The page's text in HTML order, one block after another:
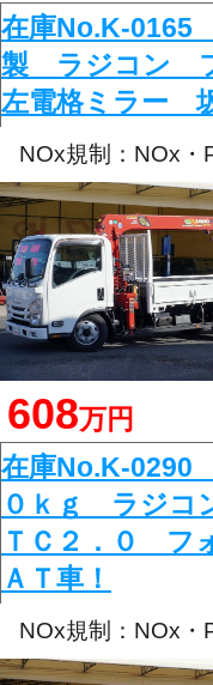
在庫No.K-
製 ラジコン
左電格ミラー
NOx規制：NOx・
608万円
在庫No.K-
０ｋｇ ラジ
ＴＣ２．０ フ
ＡＴ車！
NOx規制：NOx・